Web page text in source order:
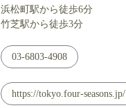
浜松町駅から徒歩6分
竹芝駅から徒歩3分
03-6803-4908
https://tokyo.four-seasons.jp/